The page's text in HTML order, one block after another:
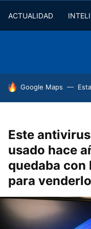
ACTUALIDAD
HOY SE HABLA DE
Google Maps
Este
usado hace
quedaba con
para